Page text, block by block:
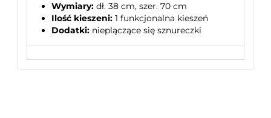
Wymiary: dł. 38 cm, szer. 70 cm
Ilość kieszeni: 1 funkcjonalna kieszeń
Dodatki: nieplączące się sznureczki